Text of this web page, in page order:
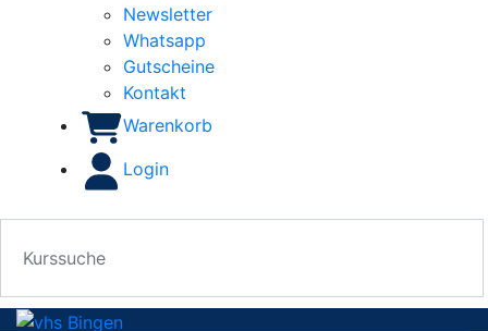
Newsletter
Whatsapp
Gutscheine
Kontakt
Warenkorb
Login